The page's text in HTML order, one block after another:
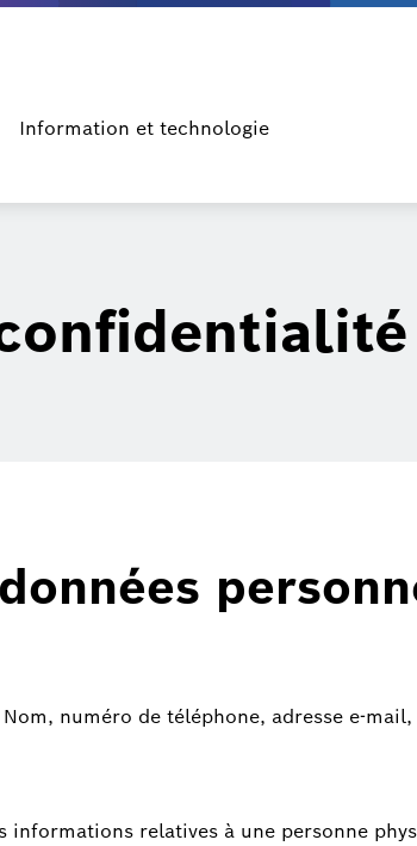
Information et technologie
numéro de téléphone, adresse e-
informations relatives à une personne